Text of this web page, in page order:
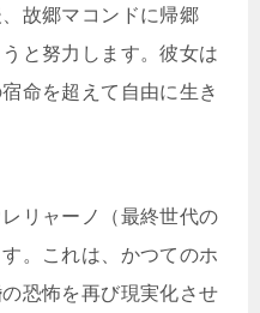
故郷マコンドに帰郷
と努力します。彼女は
命を超えて自由に生き
リャーノ（最終世代の
。これは、かつてのホ
恐怖を再び現実化させ